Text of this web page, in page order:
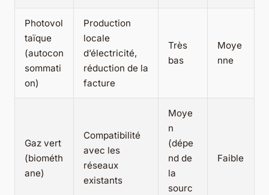
Photovol
taïque
(autocon
sommati
on)
Production
locale
d’électricité,
réduction de la
facture
Très
bas
Moye
nne
Gaz vert
(biométh
ane)
Compatibilité
avec les
réseaux
existants
Moye
n
(dépe
nd de
la
sourc
Faible